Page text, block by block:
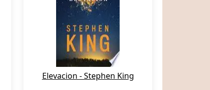
Elevacion - Stephen King